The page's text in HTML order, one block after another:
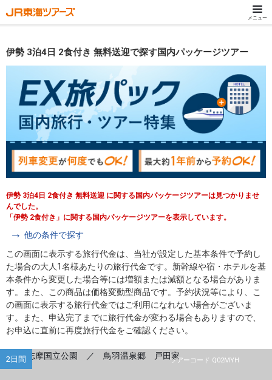
メニュー
伊勢 3泊4日 2食付き 無料送迎で探す国内パッケージツアー
伊勢 3泊4日 2食付き 無料送迎 に関する国内パッケージツアーは見つかりませ
んでした。
「伊勢 2食付き」に関する国内パッケージツアーを表示しています。
他の条件で探す
この画面に表示する旅行代金は、当社が設定した基本条件で予約し
た場合の大人1名様あたりの旅行代金です。新幹線や宿・ホテルを基
本条件から変更した場合等には増額または減額となる場合がありま
す。また、この商品は価格変動型商品です。予約状況等により、こ
の画面に表示する旅行代金ではご利用になれない場合がございま
す。また、申込完了までに旅行代金が変わる場合もありますので、
お申込に直前に再度旅行代金をご確認ください。
ツアーコード Q02MYH
2日間